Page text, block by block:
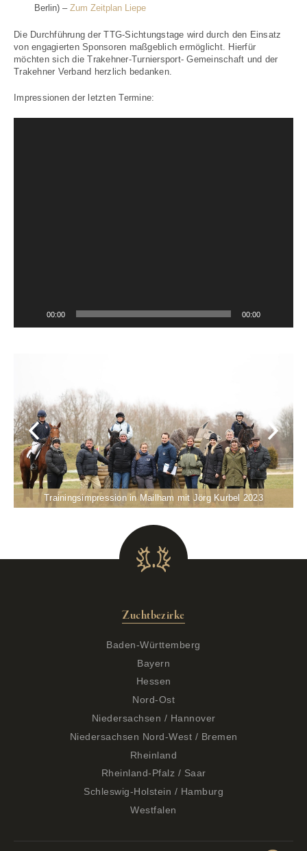
Berlin) – Zum Zeitplan Liepe
Die Durchführung der TTG-Sichtungstage wird durch den Einsatz
von engagierten Sponsoren maßgeblich ermöglicht. Hierfür
möchten sich die Trakehner-Turniersport- Gemeinschaft und der
Trakehner Verband herzlich bedanken.
Impressionen der letzten Termine:
00:00 00:00
Trainingsimpression in Mailham mit Jörg Kurbel 2023
Zuchtbezirke
Baden-Württemberg
Bayern
Hessen
Nord-Ost
Niedersachsen / Hannover
Niedersachsen Nord-West / Bremen
Rheinland
Rheinland-Pfalz / Saar
Schleswig-Holstein / Hamburg
Westfalen